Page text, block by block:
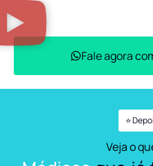
Fale agora
⭐
Veja o